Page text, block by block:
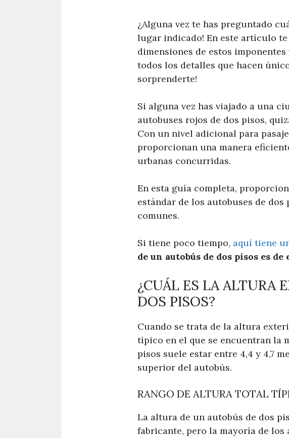
¿Alguna vez te has preguntado
lugar indicado! En este artículo
dimensiones de estos
todos los detalles que hacen
sorprenderte!
Si alguna vez has viajado a una
autobuses rojos de dos pisos,
Con un nivel adicional para
proporcionan una manera
urbanas concurridas.
En esta guía completa,
estándar de los autobuses de
comunes.
Si tiene poco tiempo, aquí tiene
de un autobús de dos pisos es
¿CUÁL ES LA ALTURA
DOS PISOS?
Cuando se trata de la altura
típico en el que se encuentran la
pisos suele estar entre 4,4 y 4,7
superior del autobús.
RANGO DE ALTURA TOTAL
La altura de un autobús de dos
fabricante, pero la mayoría de los